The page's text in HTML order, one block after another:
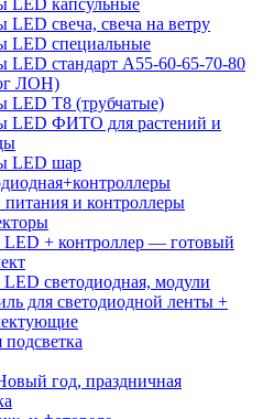
LED капсульные
LED свеча, свеча на ветру
LED специальные
LED стандарт А55-60-65-70-80
ЛОН)
LED Т8 (трубчатые)
LED ФИТО для растений и
LED шар
питания и контроллеры
LED + контроллер — готовый
LED светодиодная, модули
для светодиодной ленты +
год, праздничная